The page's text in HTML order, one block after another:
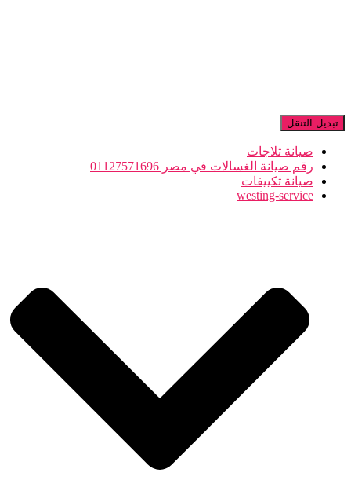
تبديل التنقل
صيانة ثلاجات
رقم صيانة الغسالات في مصر 01127571696
صيانة تكييفات
westing-service